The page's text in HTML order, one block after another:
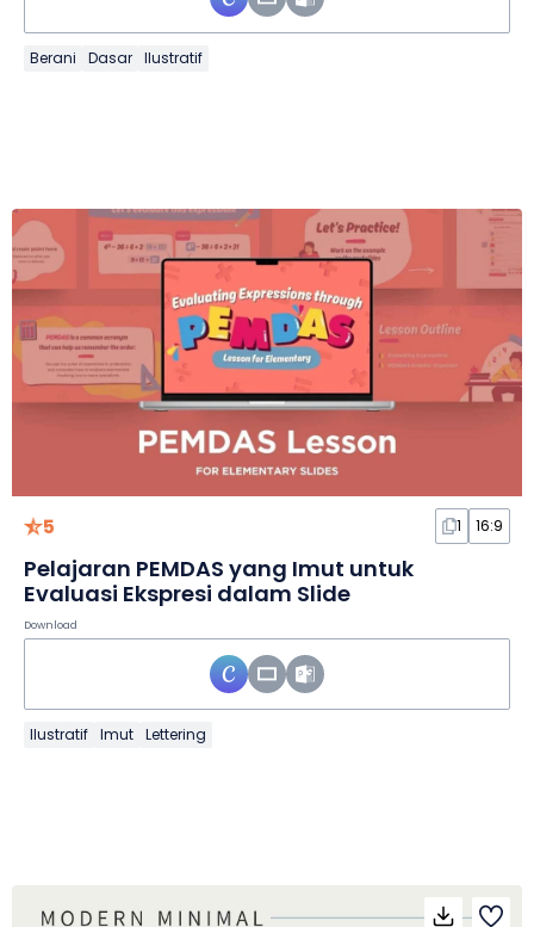
Berani Dasar Ilustratif
5 1 16:9
Pelajaran PEMDAS yang Imut untuk
Evaluasi Ekspresi dalam Slide
Download
Ilustratif Imut Lettering